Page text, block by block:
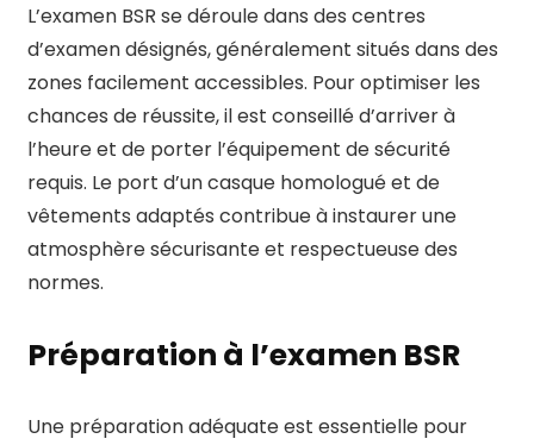
L’examen BSR se déroule dans des centres
d’examen désignés, généralement situés dans des
zones facilement accessibles. Pour optimiser les
chances de réussite, il est conseillé d’arriver à
l’heure et de porter l’équipement de sécurité
requis. Le port d’un casque homologué et de
vêtements adaptés contribue à instaurer une
atmosphère sécurisante et respectueuse des
normes.
Préparation à l’examen BSR
Une préparation adéquate est essentielle pour